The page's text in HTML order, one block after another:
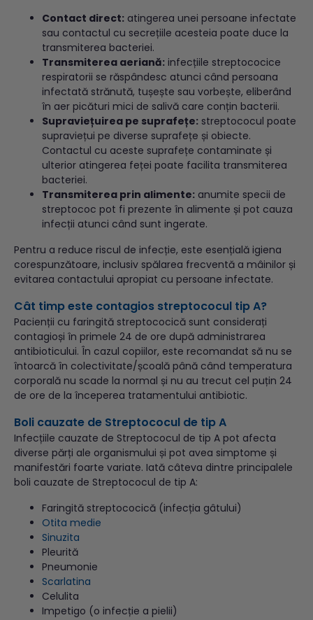
Contact direct: atingerea unei persoane infectate
sau contactul cu secrețiile acesteia poate duce la
transmiterea bacteriei.
Transmiterea aeriană: infecțiile streptococice
respiratorii se răspândesc atunci când persoana
infectată strănută, tușește sau vorbește, eliberând
în aer picături mici de salivă care conțin bacterii.
Supraviețuirea pe suprafețe: streptococul poate
supraviețui pe diverse suprafețe și obiecte.
Contactul cu aceste suprafețe contaminate și
ulterior atingerea feței poate facilita transmiterea
bacteriei.
Transmiterea prin alimente: anumite specii de
streptococ pot fi prezente în alimente și pot cauza
infecții atunci când sunt ingerate.
Pentru a reduce riscul de infecție, este esențială igiena
corespunzătoare, inclusiv spălarea frecventă a mâinilor și
evitarea contactului apropiat cu persoane infectate.
Cât timp este contagios streptococul tip A?
Pacienții cu faringită streptococică sunt considerați
contagioși în primele 24 de ore după administrarea
antibioticului. În cazul copiilor, este recomandat să nu se
întoarcă în colectivitate/școală până când temperatura
corporală nu scade la normal și nu au trecut cel puțin 24
de ore de la începerea tratamentului antibiotic.
Boli cauzate de Streptococul de tip A
Infecțiile cauzate de Streptococul de tip A pot afecta
diverse părți ale organismului și pot avea simptome și
manifestări foarte variate. Iată câteva dintre principalele
boli cauzate de Streptococul de tip A:
Faringită streptococică (infecția gâtului)
Otita medie
Sinuzita
Pleurită
Pneumonie
Scarlatina
Celulita
Impetigo (o infecție a pielii)